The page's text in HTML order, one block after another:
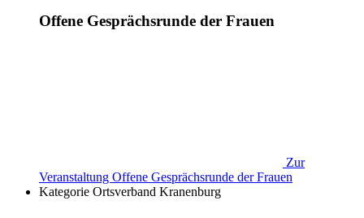
Offene Gesprächsrunde der Frauen
Zur
Veranstaltung Offene Gesprächsrunde der Frauen
Kategorie Ortsverband Kranenburg